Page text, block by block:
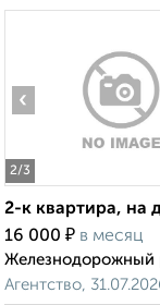
2/3
‹
2-к квартира, на
16 000 ₽ в месяц
Железнодорожный
Агентство,